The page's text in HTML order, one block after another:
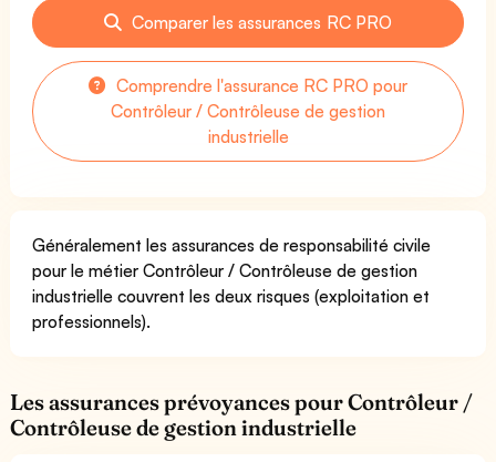
Comparer les assurances RC PRO
Comprendre l'assurance RC PRO pour
Contrôleur / Contrôleuse de gestion
industrielle
Généralement les assurances de responsabilité civile
pour le métier Contrôleur / Contrôleuse de gestion
industrielle couvrent les deux risques (exploitation et
professionnels).
Les assurances prévoyances pour Contrôleur /
Contrôleuse de gestion industrielle